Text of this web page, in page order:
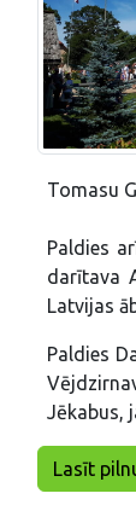
Tomasu
Paldies
darītava
Latvijas
Paldies
Jēkabus,
Lasīt